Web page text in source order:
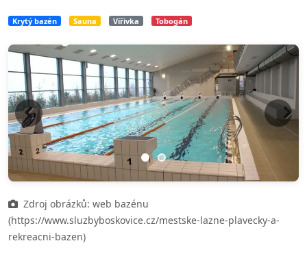
Krytý bazén Sauna Vířivka Tobogán
Previous Next
Zdroj obrázků: web bazénu
(https://www.sluzbyboskovice.cz/mestske-lazne-plavecky-a-
rekreacni-bazen)